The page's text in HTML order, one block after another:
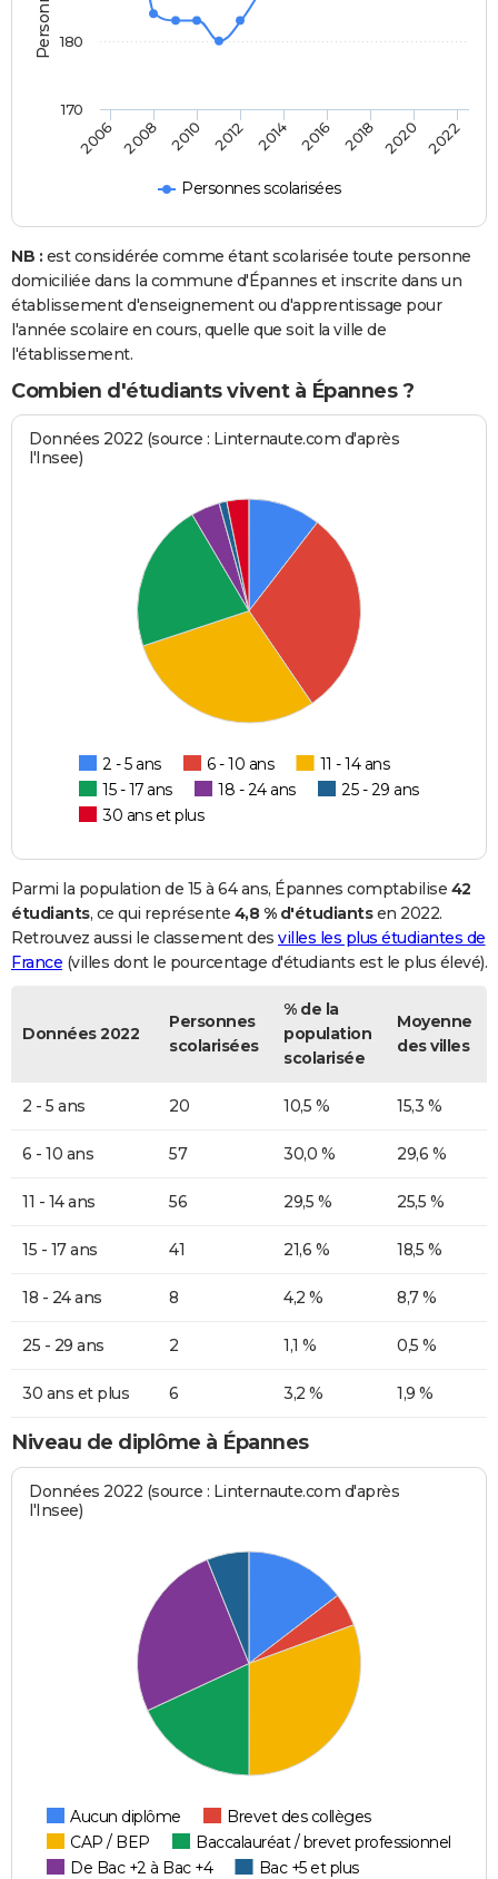
Personnes scolarisées
2006 2008 2010 2012 2014 2016 2018 2020 2022
170
180
NB : est considérée comme étant scolarisée toute personne
domiciliée dans la commune d'Épannes et inscrite dans un
établissement d'enseignement ou d'apprentissage pour
l'année scolaire en cours, quelle que soit la ville de
l'établissement.
Combien d'étudiants vivent à Épannes ?
Données 2022 (source : Linternaute.com d'après
l'Insee)
2 - 5 ans 6 - 10 ans
11 - 14 ans
15 - 17 ans
18 - 24 ans
25 - 29 ans
30 ans et plus
Parmi la population de 15 à 64 ans, Épannes comptabilise 42
étudiants, ce qui représente 4,8 % d'étudiantsen 2022.
Retrouvez aussi le classement des villes les plus étudiantes de
France (villes dont le pourcentage d'étudiants est le plus élevé).
Données 2022
Personnes
scolarisées
% de la
population
scolarisée
Moyenne
des villes
2 - 5 ans 20 10,5 % 15,3 %
6 - 10 ans 57 30,0 % 29,6 %
11 - 14 ans 56 29,5 % 25,5 %
15 - 17 ans 41 21,6 % 18,5 %
18 - 24 ans 8 4,2 % 8,7 %
25 - 29 ans 2 1,1 % 0,5 %
30 ans et plus 6 3,2 % 1,9 %
Niveau de diplôme à Épannes
Données 2022 (source : Linternaute.com d'après
l'Insee)
Aucun diplôme
Brevet des collèges
CAP / BEP
Baccalauréat / brevet professionnel
De Bac +2 à Bac +4
Bac +5 et plus